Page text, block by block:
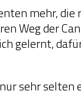
mehr,
Weg der
gelernt,
sehr